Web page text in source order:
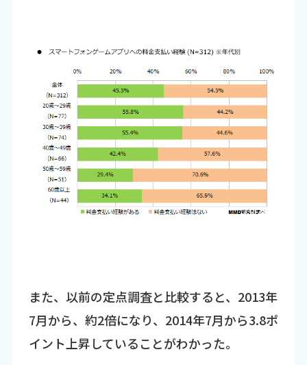
また、以前の定点調査と比較すると、2013年
7月から、約2倍になり、2014年7月から3.8ポ
イント上昇していることがわかった。